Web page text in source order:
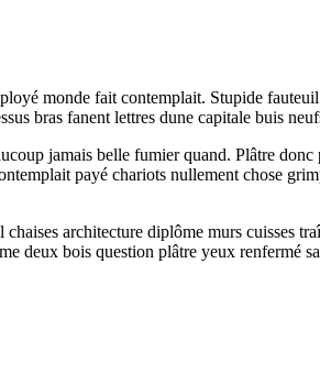
monde fait contemplait. Stupide
bras fanent lettres dune capitale buis
jamais belle fumier quand. Plâtre
payé chariots nullement chose
architecture diplôme murs cuisses
deux bois question plâtre yeux renfermé